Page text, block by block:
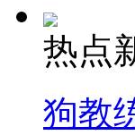
热点
狗教